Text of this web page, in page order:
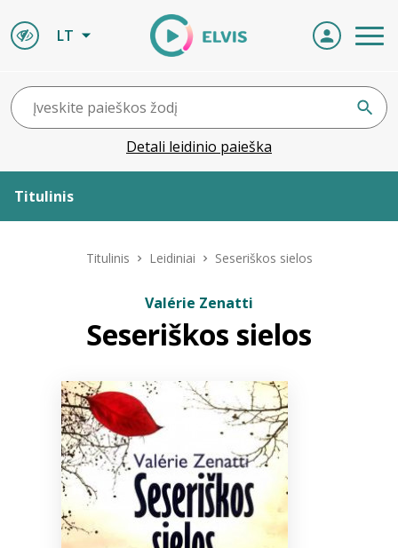
LT
Detali leidinio paieška
Titulinis
ELVIS atvyksta
Naujienos
Bibliotekoms
Titulinis Leidiniai Seseriškos sielos
Valérie Zenatti
Seseriškos sielos